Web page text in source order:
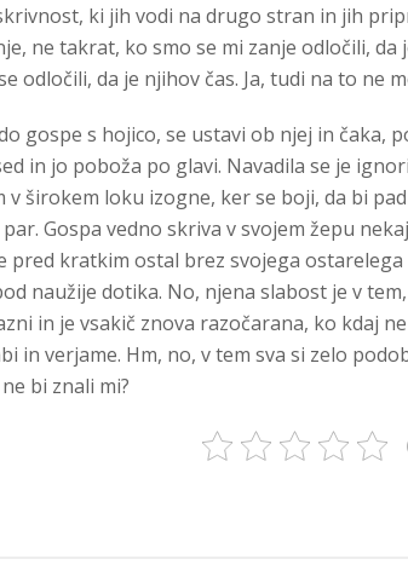
ki jih vodi na drugo stran in jih
ne takrat, ko smo se mi zanje odločili, da
odločili, da je njihov čas. Ja, tudi na to ne
gospe s hojico, se ustavi ob njej in čaka,
in jo poboža po glavi. Navadila se je
v širokem loku izogne, ker se boji, da bi
Gospa vedno skriva v svojem žepu
pred kratkim ostal brez svojega
naužije dotika. No, njena slabost je v
in je vsakič znova razočarana, ko kdaj
in verjame. Hm, no, v tem sva si zelo
bi znali mi?